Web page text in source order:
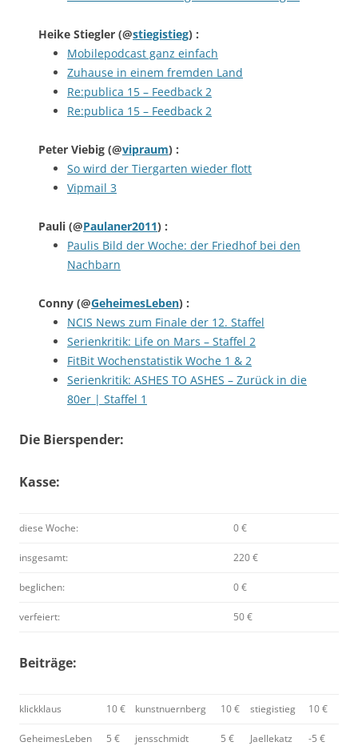
Heike Stiegler (@stiegistieg) :
Mobilepodcast ganz einfach
Zuhause in einem fremden Land
Re:publica 15 – Feedback 2
Re:publica 15 – Feedback 2
Peter Viebig (@vipraum) :
So wird der Tiergarten wieder flott
Vipmail 3
Pauli (@Paulaner2011) :
Paulis Bild der Woche: der Friedhof bei den
Nachbarn
Conny (@GeheimesLeben) :
NCIS News zum Finale der 12. Staffel
Serienkritik: Life on Mars – Staffel 2
FitBit Wochenstatistik Woche 1 & 2
Serienkritik: ASHES TO ASHES – Zurück in die
80er | Staffel 1
Die Bierspender:
Kasse:
diese Woche: 0 €
insgesamt: 220 €
beglichen: 0 €
verfeiert: 50 €
Beiträge:
klickklaus 10 € kunstnuernberg 10 € stiegistieg 10 €
GeheimesLeben 5 € jensschmidt 5 € Jaellekatz -5 €